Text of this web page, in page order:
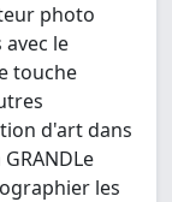
photo
le
touche
d'art dans
les